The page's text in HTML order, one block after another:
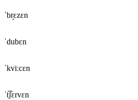
ˈbr̝ɛzɛn
ˈdubɛn
ˈkviːcɛn
ˈt͡ʃɛrvɛn